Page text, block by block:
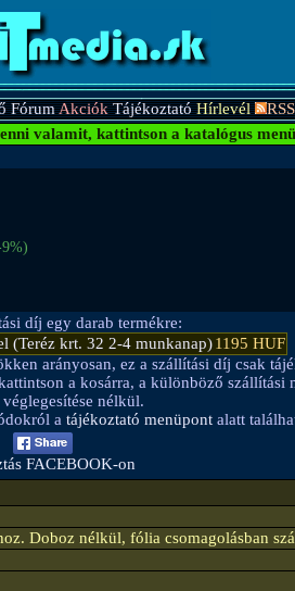
FórumAkciók Tájékoztató Hírlevél RSS
valamit, kattintson a katalógus
díj egy darab termékre:
(Teréz krt. 32 2-4 munkanap) 1195 HUF
arányosan, ez a szállítási díj csak
a kosárra, a különböző
véglegesítése nélkül.
a tájékoztató menüpont alatt
FACEBOOK-on
Doboz nélkül, fólia csomagolásban